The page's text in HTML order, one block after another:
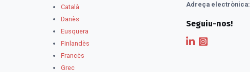
Català
Danès
Eusquera
Finlandès
Francès
Grec
Adreça electrònica:
Seguiu-nos!